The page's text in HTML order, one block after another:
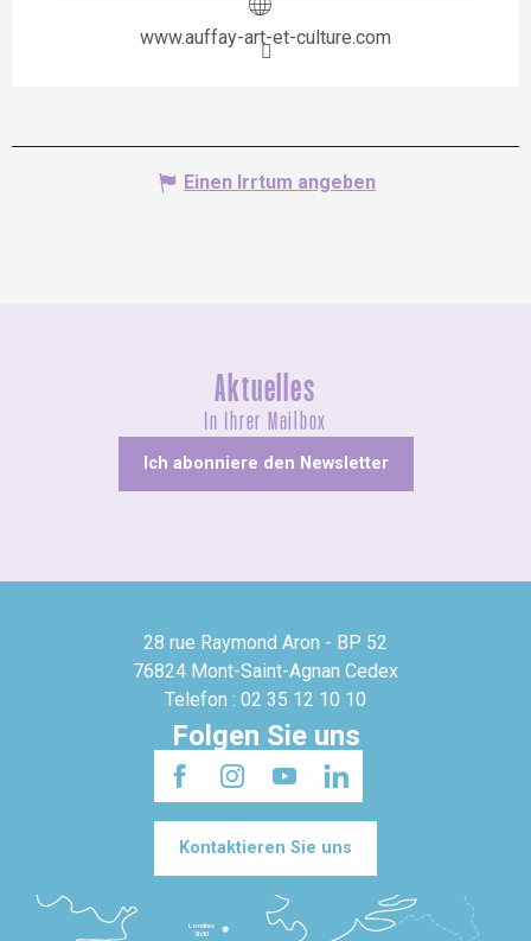
www.auffay-art-et-culture.com
Einen Irrtum angeben
Aktuelles
In Ihrer Mailbox
Ich abonniere den Newsletter
28 rue Raymond Aron - BP 52
76824 Mont-Saint-Agnan Cedex
Telefon : 02 35 12 10 10
Folgen Sie uns
Kontaktieren Sie uns
Londres
3h30